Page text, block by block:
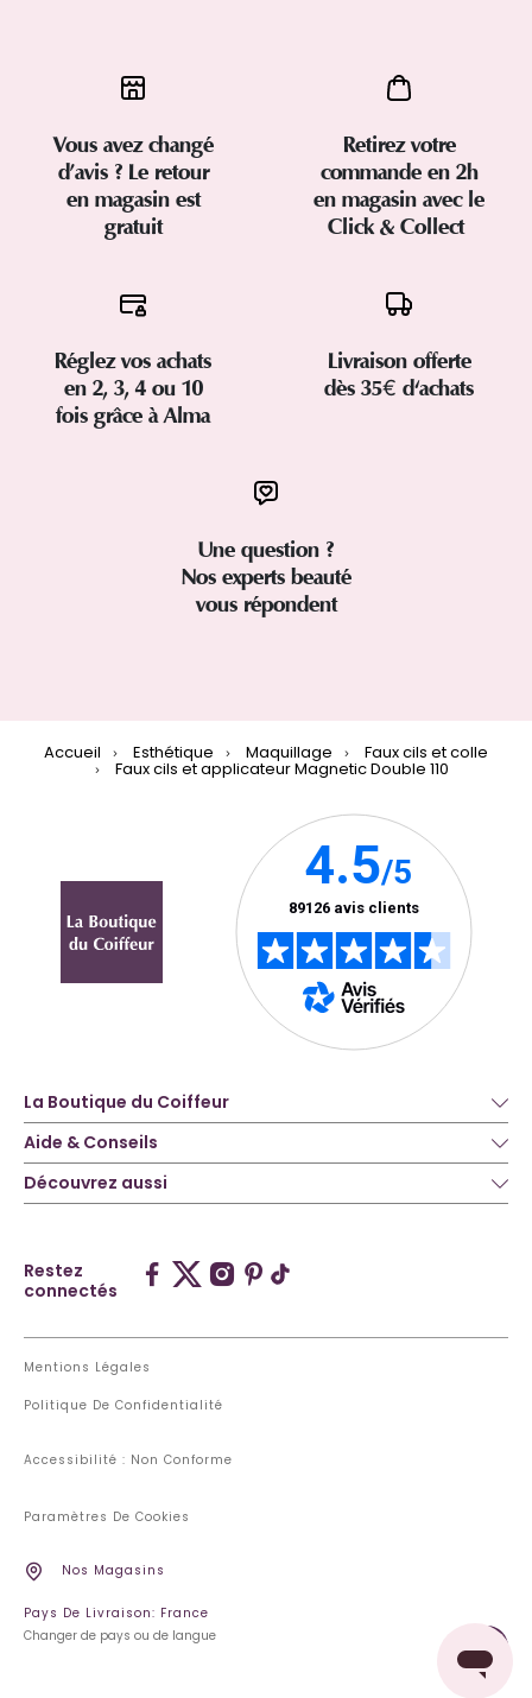
Vous avez changé
d’avis ? Le retour
en magasin est
gratuit
Retirez votre
commande en 2h
en magasin avec le
Click & Collect
Réglez vos achats
en 2, 3, 4 ou 10
fois grâce à Alma
Livraison offerte
dès 35€ d'achats
Une question ?
Nos experts beauté
vous répondent
Accueil Esthétique Maquillage Faux cils et colle
Faux cils et applicateur Magnetic Double 110
La Boutique du Coiffeur
Aide & Conseils
Découvrez aussi
Restez
connectés
Mentions Légales
Politique De Confidentialité
Accessibilité : Non Conforme
Paramètres De Cookies
Nos Magasins
Pays De Livraison: France
Changer de pays ou de langue